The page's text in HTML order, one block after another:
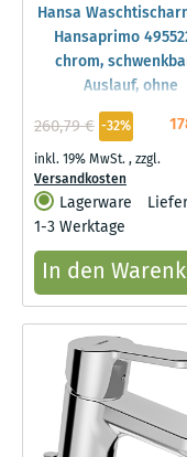
Hansa
Hansaprimo
chrom,
Auslauf, ohne
Ablaufgarnitur
260,79 € -32%
inkl. 19% MwSt.,zzgl.
Versandkosten
Lagerware
1-3 Werktage
In den